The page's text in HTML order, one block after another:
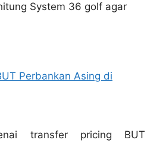
System 36 golf agar
Perbankan Asing di
transfer pricing BUT